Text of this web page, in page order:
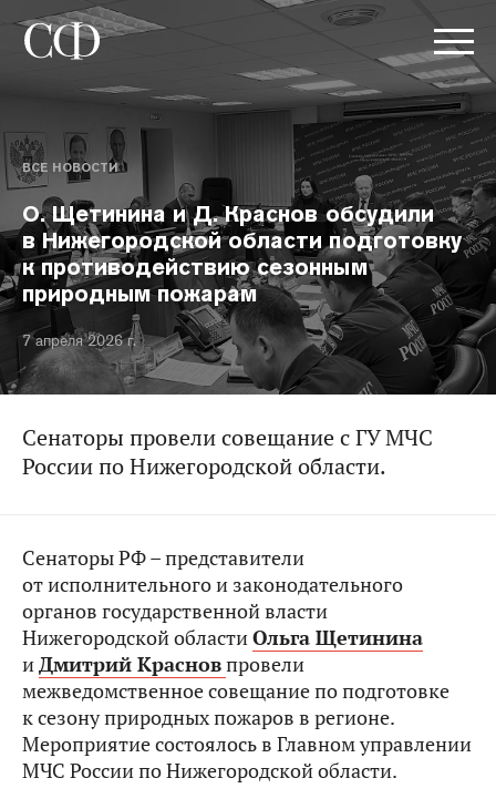
ВСЕ НОВОСТИ
О. Щетинина и Д. Краснов обсудили
в Нижегородской области подготовку
к противодействию сезонным
природным пожарам
7 апреля 2026 г.
Сенаторы провели совещание с ГУ МЧС
России по Нижегородской области.
Сенаторы РФ – представители
от исполнительного и законодательного
органов государственной власти
Нижегородской областиОльга Щетинина
иДмитрий Красновпровели
межведомственное совещание по подготовке
к сезону природных пожаров в регионе.
Мероприятие состоялось в Главном управлении
МЧС России по Нижегородской области.